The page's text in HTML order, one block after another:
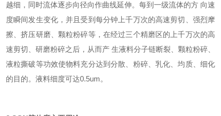
越细，同时流体逐步向径向作曲线延伸。每到一级流体的方 向速
度瞬间发生变化，并且受到每分钟上千万次的高速剪切、强烈摩
擦、挤压研磨、颗粒粉碎等，在经过三个精磨区的上千万次的高
速剪切、研磨粉碎之后，从而产 生液料分子链断裂、颗粒粉碎、
液粒撕破等功效使物料充分达到分散、粉碎、乳化、均质、细化
的目的。液料细度可达0.5um。